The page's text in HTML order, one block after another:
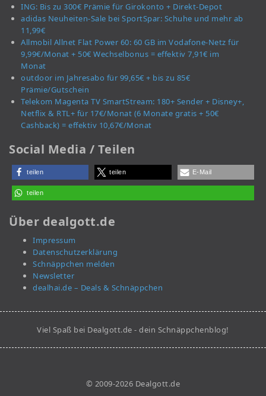
ING: Bis zu 300€ Prämie für Girokonto + Direkt-Depot
adidas Neuheiten-Sale bei SportSpar: Schuhe und mehr ab
11,99€
Allmobil Allnet Flat Power 60: 60 GB im Vodafone-Netz für
9,99€/Monat + 50€ Wechselbonus = effektiv 7,91€ im
Monat
outdoor im Jahresabo für 99,65€ + bis zu 85€
Prämie/Gutschein
Telekom Magenta TV SmartStream: 180+ Sender + Disney+,
Netflix & RTL+ für 17€/Monat (6 Monate gratis + 50€
Cashback) = effektiv 10,67€/Monat
Social Media / Teilen
teilen teilen E-Mail
teilen
Über dealgott.de
Impressum
Datenschutzerklärung
Schnäppchen melden
Newsletter
dealhai.de – Deals & Schnäppchen
Viel Spaß bei Dealgott.de - dein Schnäppchenblog!
© 2009-2026 Dealgott.de